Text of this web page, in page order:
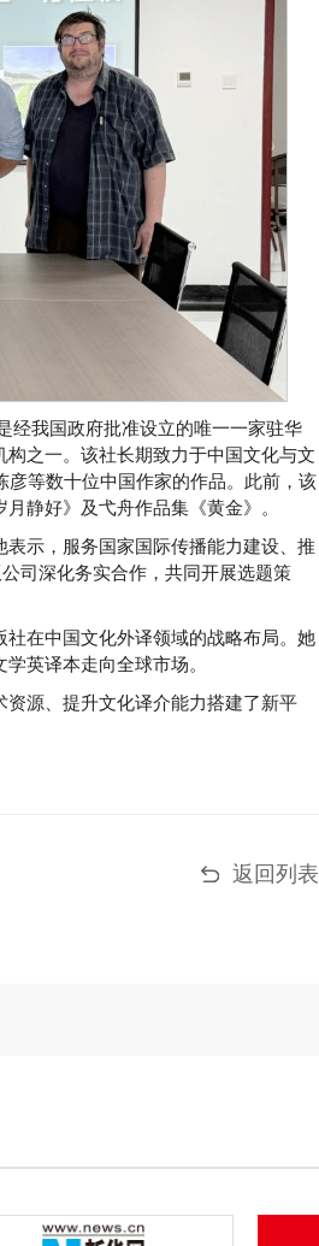
经我国政府批准设立的唯一一家驻华
之一。该社长期致力于中国文化与文
等数十位中国作家的作品。此前，该
静好》及弋舟作品集《黄金》。
示，服务国家国际传播能力建设、推
司深化务实合作，共同开展选题策
在中国文化外译领域的战略布局。她
英译本走向全球市场。
源、提升文化译介能力搭建了新平
返回列表